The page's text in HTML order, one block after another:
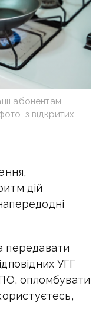
абонентам
з відкритих
дій
передавати
УГГ
опломбувати